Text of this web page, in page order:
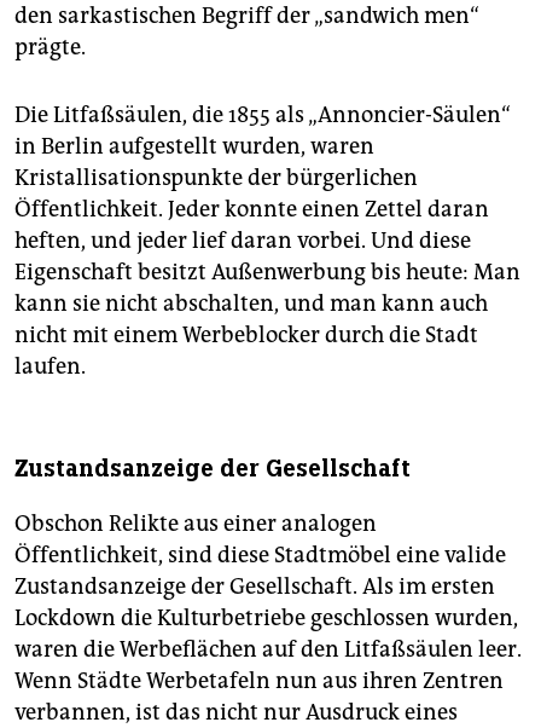
den sarkastischen Begriff der „sandwich men“
prägte.
Die Litfaßsäulen, die 1855 als „Annoncier-Säulen“
in Berlin aufgestellt wurden, waren
Kristallisationspunkte der bürgerlichen
Öffentlichkeit. Jeder konnte einen Zettel daran
heften, und jeder lief daran vorbei. Und diese
Eigenschaft besitzt Außenwerbung bis heute: Man
kann sie nicht abschalten, und man kann auch
nicht mit einem Werbeblocker durch die Stadt
laufen.
Zustandsanzeige der Gesellschaft
Obschon Relikte aus einer analogen
Öffentlichkeit, sind diese Stadtmöbel eine valide
Zustandsanzeige der Gesellschaft. Als im ersten
Lockdown die Kulturbetriebe geschlossen wurden,
waren die Werbeflächen auf den Litfaßsäulen leer.
Wenn Städte Werbetafeln nun aus ihren Zentren
verbannen, ist das nicht nur Ausdruck eines